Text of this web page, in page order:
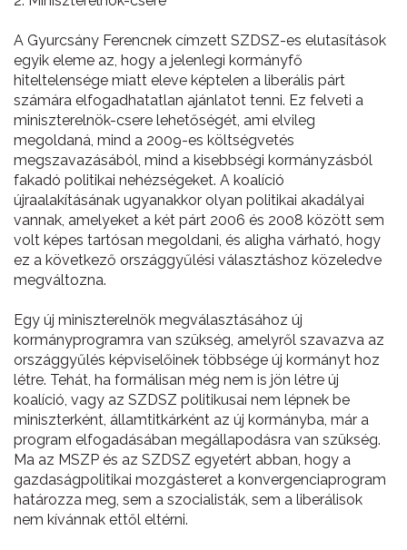
A Gyurcsány Ferencnek címzett SZDSZ-es elutasítások
egyik eleme az, hogy a jelenlegi kormányfő
hiteltelensége miatt eleve képtelen a liberális párt
számára elfogadhatatlan ajánlatot tenni. Ez felveti a
miniszterelnök-csere lehetőségét, ami elvileg
megoldaná, mind a 2009-es költségvetés
megszavazásából, mind a kisebbségi kormányzásból
fakadó politikai nehézségeket. A koalíció
újraalakításának ugyanakkor olyan politikai akadályai
vannak, amelyeket a két párt 2006 és 2008 között sem
volt képes tartósan megoldani, és aligha várható, hogy
ez a következő országgyűlési választáshoz közeledve
megváltozna.
Egy új miniszterelnök megválasztásához új
kormányprogramra van szükség, amelyről szavazva az
országgyűlés képviselőinek többsége új kormányt hoz
létre. Tehát, ha formálisan még nem is jön létre új
koalíció, vagy az SZDSZ politikusai nem lépnek be
miniszterként, államtitkárként az új kormányba, már a
program elfogadásában megállapodásra van szükség.
Ma az MSZP és az SZDSZ egyetért abban, hogy a
gazdaságpolitikai mozgásteret a konvergenciaprogram
határozza meg, sem a szocialisták, sem a liberálisok
nem kívánnak ettől eltérni.